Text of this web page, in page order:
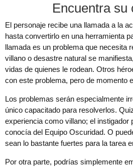
Encuentra su
El personaje recibe una llamada a la
hasta convertirlo en una herramienta
llamada es un problema que necesita
villano o desastre natural se
vidas de quienes le rodean. Otros
con este problema, pero de momento
Los problemas serán especialmente
único capacitado para resolverlos.
experiencia como villano; el instigador
conocía del Equipo Oscuridad. O
sean lo bastante fuertes para la tarea
Por otra parte, podrías simplemente